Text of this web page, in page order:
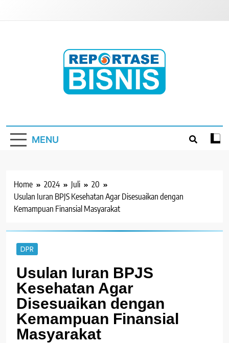
MENU
Home 2024 Juli
20
Usulan Iuran BPJS Kesehatan Agar Disesuaikan dengan
Kemampuan Finansial Masyarakat
DPR
Usulan Iuran BPJS
Kesehatan Agar
Disesuaikan dengan
Kemampuan Finansial
Masyarakat